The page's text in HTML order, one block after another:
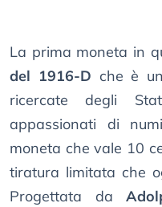
La prima moneta in
del 1916-D che è
ricercate degli
appassionati di
moneta che vale 10
tiratura limitata che
Progettata da